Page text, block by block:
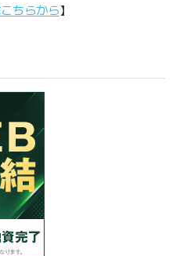
ちらから】